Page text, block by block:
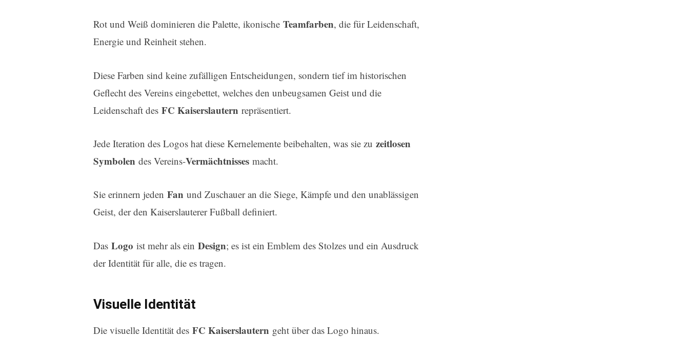
Rot und Weiß dominieren die Palette, ikonische Teamfarben, die für Leidenschaft,
Energie und Reinheit stehen.
Diese Farben sind keine zufälligen Entscheidungen, sondern tief im historischen
Geflecht des Vereins eingebettet, welches den unbeugsamen Geist und die
Leidenschaft des FC Kaiserslautern repräsentiert.
Jede Iteration des Logos hat diese Kernelemente beibehalten, was sie zu zeitlosen
Symbolen des Vereins-Vermächtnissesmacht.
Sie erinnern jeden Fan und Zuschauer an die Siege, Kämpfe und den unablässigen
Geist, der den Kaiserslauterer Fußball definiert.
Das Logo ist mehr als ein Design; es ist ein Emblem des Stolzes und ein Ausdruck
der Identität für alle, die es tragen.
Visuelle Identität
Die visuelle Identität des FC Kaiserslautern geht über das Logo hinaus.